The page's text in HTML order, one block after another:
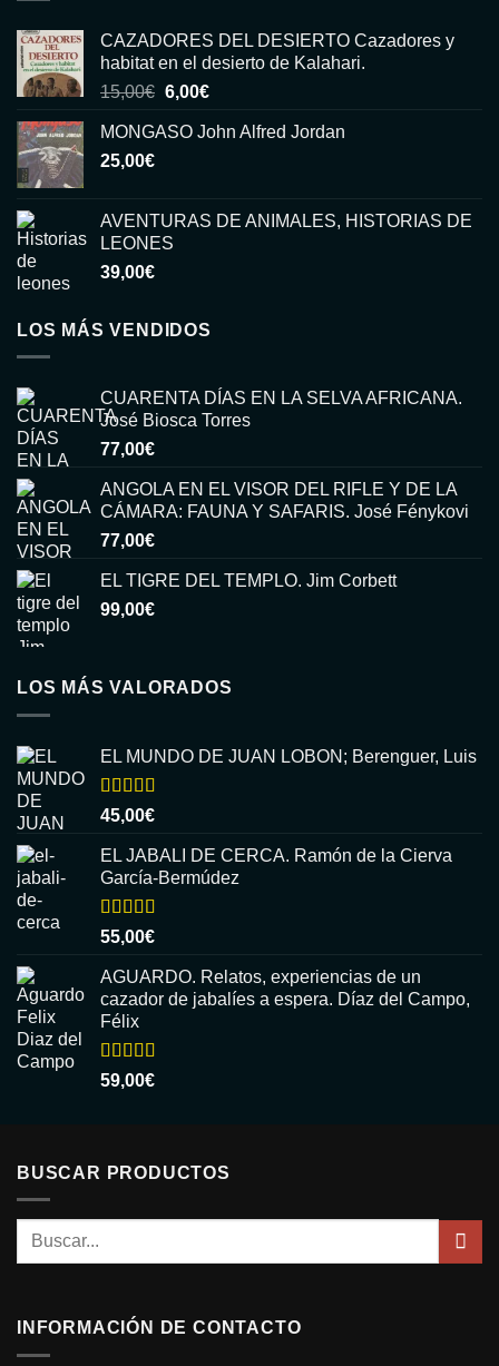
CAZADORES DEL DESIERTO Cazadores y
habitat en el desierto de Kalahari.
15,00€ El
original
6,00€El
actual
MONGASO John Alfred Jordan
25,00€
AVENTURAS DE ANIMALES, HISTORIAS DE
LEONES
39,00€
LOS MÁS VENDIDOS
CUARENTA DÍAS EN LA SELVA AFRICANA.
José Biosca Torres
77,00€
ANGOLA EN EL VISOR DEL RIFLE Y DE LA
CÁMARA: FAUNA Y SAFARIS. José Fénykovi
77,00€
EL TIGRE DEL TEMPLO. Jim Corbett
99,00€
LOS MÁS VALORADOS
EL MUNDO DE JUAN LOBON; Berenguer, Luis
Valorado
con
5
45,00€
EL JABALI DE CERCA. Ramón de la Cierva
García-Bermúdez
Valorado
con
5
55,00€
AGUARDO. Relatos, experiencias de un
cazador de jabalíes a espera. Díaz del Campo,
Félix
Valorado
con
59,00€
BUSCAR PRODUCTOS
Buscar
INFORMACIÓN DE CONTACTO